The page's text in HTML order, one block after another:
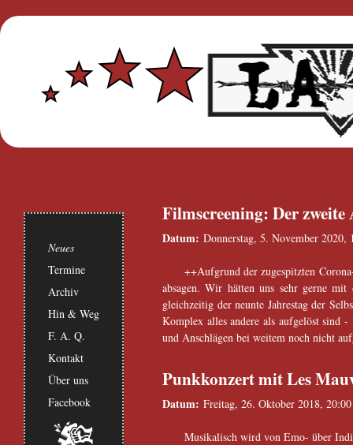
Filmscreening: Der zweite
Datum: Donnerstag, 5. November 2020,
++Aufgrund der zugespitzten
absagen. Wir hätten uns sehr gerne
gleichzeitig der neunte Jahrestag der
Komplex alles andere als aufgelöst sind
und Anschlägen bei weitem noch nicht
Punkkonzert mit Les
Datum: Freitag, 26. Oktober 2018,
Musikalisch wird von Emo- über
Neues
Termine
Archiv
Hin & Weg
F. A. Q.
Kontakt
Über uns
Facebook